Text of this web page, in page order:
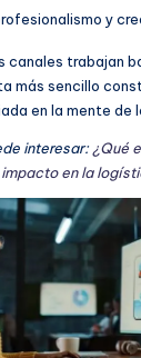
y
canales trabajan
más sencillo
en la mente de
interesar:¿Qué
impacto en la